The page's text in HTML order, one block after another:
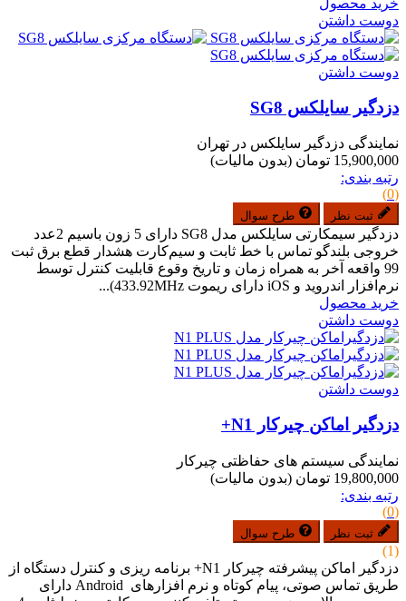
خرید محصول
دوست داشتن
دوست داشتن
دزدگیر سایلکس SG8
نمایندگی دزدگیر سایلکس در تهران
15,900,000 تومان
(بدون مالیات)
رتبه بندی:
(0)
ثبت نظر طرح سوال
دزدگیر سیمکارتی سایلکس مدل SG8 دارای 5 زون باسیم 2عدد
خروجی بلندگو تماس با خط ثابت و سیم‌کارت هشدار قطع برق ثبت
99 واقعه آخر به همراه زمان و تاریخ وقوع قابلیت کنترل توسط
نرم‌افزار اندروید و iOS دارای ریموت 433.92MHz)...
خرید محصول
دوست داشتن
دوست داشتن
دزدگیر اماکن چیرکار N1+
نمایندگی سیستم های حفاظتی چیرکار
19,800,000 تومان
(بدون مالیات)
رتبه بندی:
(0)
ثبت نظر طرح سوال
(1)
دزدگیر اماکن پیشرفته چیرکار N1+ برنامه ریزی و کنترل دستگاه از
طریق تماس صوتی، پیام کوتاه و نرم افزارهای Android دارای